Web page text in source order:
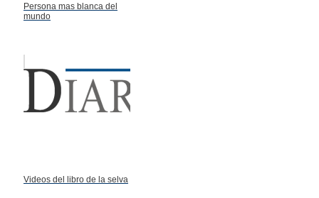
Persona mas blanca del
mundo
Videos del libro de la selva